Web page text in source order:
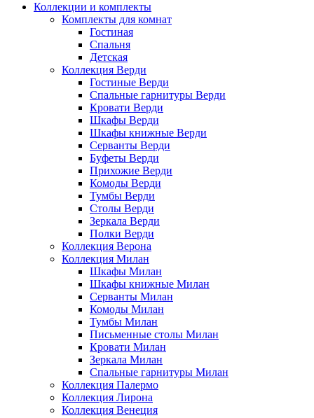
Коллекции и комплекты
Комплекты для комнат
Гостиная
Спальня
Детская
Коллекция Верди
Гостиные Верди
Спальные гарнитуры Верди
Кровати Верди
Шкафы Верди
Шкафы книжные Верди
Серванты Верди
Буфеты Верди
Прихожие Верди
Комоды Верди
Тумбы Верди
Столы Верди
Зеркала Верди
Полки Верди
Коллекция Верона
Коллекция Милан
Шкафы Милан
Шкафы книжные Милан
Серванты Милан
Комоды Милан
Тумбы Милан
Письменные столы Милан
Кровати Милан
Зеркала Милан
Спальные гарнитуры Милан
Коллекция Палермо
Коллекция Лирона
Коллекция Венеция